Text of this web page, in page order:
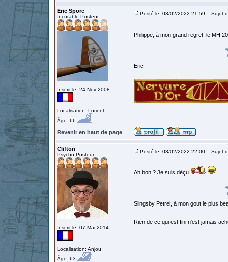
Eric Spore
Incurable Posteur
Inscrit le: 24 Nov 2008
Localisation: Lorient
Âge: 66
Posté le: 03/02/2022 21:59 Sujet
Philippe, à mon grand regret, le MH
Eric
Revenir en haut de page
Clifton
Psycho Posteur
Inscrit le: 07 Mai 2014
Localisation: Anjou
Âge: 63
Posté le: 03/02/2022 22:00 Sujet
Ah bon ? Je suis déçu
Slingsby Petrel, à mon gout le plus
Rien de ce qui est fini n'est jamais